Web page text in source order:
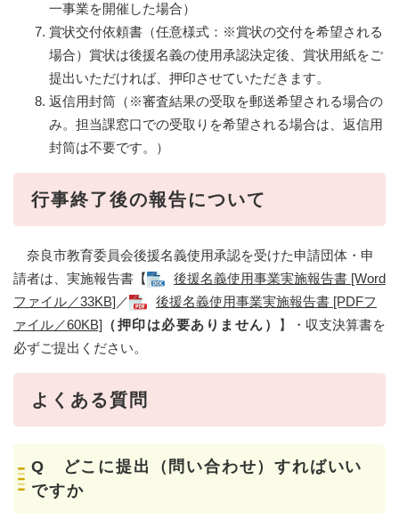
一事業を開催した場合）
賞状交付依頼書（任意様式：※賞状の交付を希望される
場合）賞状は後援名義の使用承認決定後、賞状用紙をご
提出いただければ、押印させていただきます。
返信用封筒（※審査結果の受取を郵送希望される場合の
み。担当課窓口での受取りを希望される場合は、返信用
封筒は不要です。）
行事終了後の報告について
奈良市教育委員会後援名義使用承認を受けた申請団体・申
請者は、実施報告書【
後援名義使用事業実施報告書 [Word
ファイル／33KB] ／
後援名義使用事業実施報告書 [PDFフ
ァイル／60KB] （押印は必要ありません）
】・収支決算書を
必ずご提出ください。
よくある質問
Q どこに提出（問い合わせ）すればいい
ですか